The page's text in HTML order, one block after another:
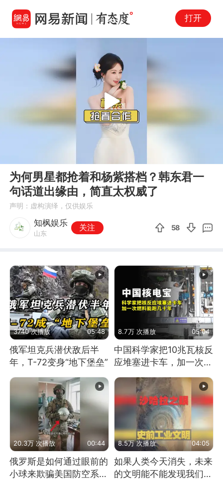
打开
Play
为何男星都抢着和杨紫搭档？韩东君一
句话道出缘由，简直太权威了
声明：虚构演绎，仅供娱乐
知枫娱乐
山东
关注 58
3740 次播放 05:48
俄军坦克兵潜伏敌后半
年，T-72变身“地下堡垒”
8.7万 次播放 05:04
中国科学家把10兆瓦核反
应堆塞进卡车，加一次燃
20.3万 次播放 00:44
俄罗斯是如何通过眼前的
小球来欺骗美国防空系统
8.5万 次播放 04:05
如果人类今天消失，未来
的文明能不能发现我们存